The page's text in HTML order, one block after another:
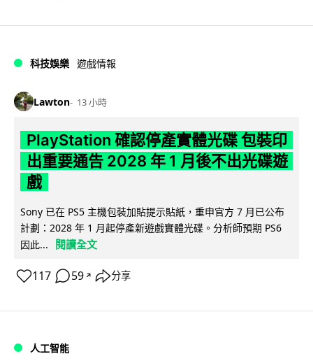
科技娛樂 遊戲情報
Lawton 13 小時
PlayStation 確認停產實體光碟 包裝印
出重要通告 2028 年 1 月後不出光碟遊
戲
Sony 已在 PS5 主機包裝加貼提示貼紙，重申官方 7 月已公布
計劃：2028 年 1 月起停產新遊戲實體光碟。分析師預期 PS6
因此...
閱讀全文
117 59 ↗ 分享
人工智能